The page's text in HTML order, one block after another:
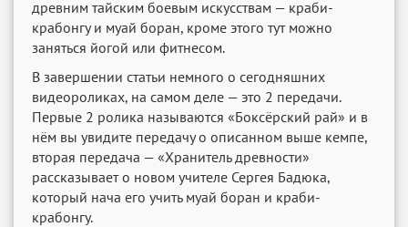
древним тайским боевым искусствам — краби-
крабонгу и муай боран, кроме этого тут можно
заняться йогой или фитнесом.
В завершении статьи немного о сегодняшних
видеороликах, на самом деле — это 2 передачи.
Первые 2 ролика называются «Боксёрский рай» и в
нём вы увидите передачу о описанном выше кемпе,
вторая передача — «Хранитель древности»
рассказывает о новом учителе Сергея Бадюка,
который нача его учить муай боран и краби-
крабонгу.